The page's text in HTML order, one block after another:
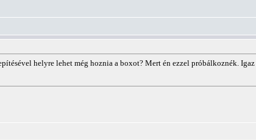
helyre lehet még hoznia a boxot? Mert én ezzel próbálkoznék.